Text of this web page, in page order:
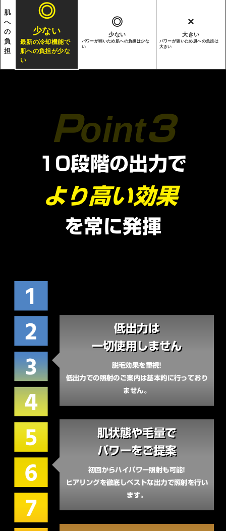
肌
へ
の
負
担
◎
少ない
最新の冷却機能で
肌への負担が少な
い
◎
少ない
パワーが弱いため肌への負担は少な
い
×
大きい
パワーが強いため肌への負担は
大きい
10段階の出力で
より高い効果
を常に発揮
低出力は
一切使用しません
脱毛効果を重視!
低出力での照射のご案内は基本的に行っており
ません。
肌状態や毛量で
パワーをご提案
初回からハイパワー照射も可能!
ヒアリングを徹底しベストな出力で照射を行い
ます。